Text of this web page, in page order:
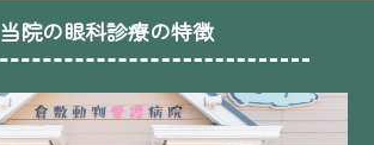
当院の眼科診療の特徴